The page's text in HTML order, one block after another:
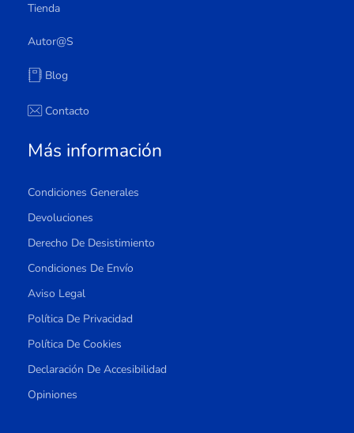
Tienda
Autor@s
Blog
Contacto
Más información
Condiciones Generales
Devoluciones
Derecho De Desistimiento
Condiciones De Envío
Aviso Legal
Política De Privacidad
Política De Cookies
Declaración De Accesibilidad
Opiniones